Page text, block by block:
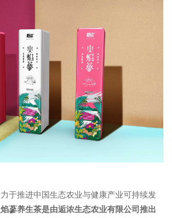
于推进中国生态农业与健康产业可持续发
蔘养生茶是由逅浓生态农业有限公司推出